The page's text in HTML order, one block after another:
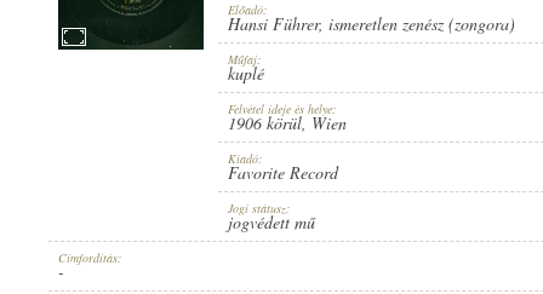
Előadó:
Hansi Führer, ismeretlen zenész (zongora)
Műfaj:
kuplé
Felvétel ideje és helye:
1906 körül, Wien
Kiadó:
Favorite Record
Jogi státusz:
jogvédett mű
Címfordítás:
-